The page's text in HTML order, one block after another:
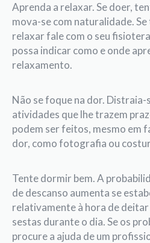
Aprenda a relaxar. Se doer,
mova-se com naturalidade.
relaxar fale com o seu
possa indicar como e onde
relaxamento.
Não se foque na dor. Distraia-
atividades que lhe trazem
podem ser feitos, mesmo em
dor, como fotografia ou
Tente dormir bem. A
de descanso aumenta se
relativamente à hora de
sestas durante o dia. Se os
procure a ajuda de um